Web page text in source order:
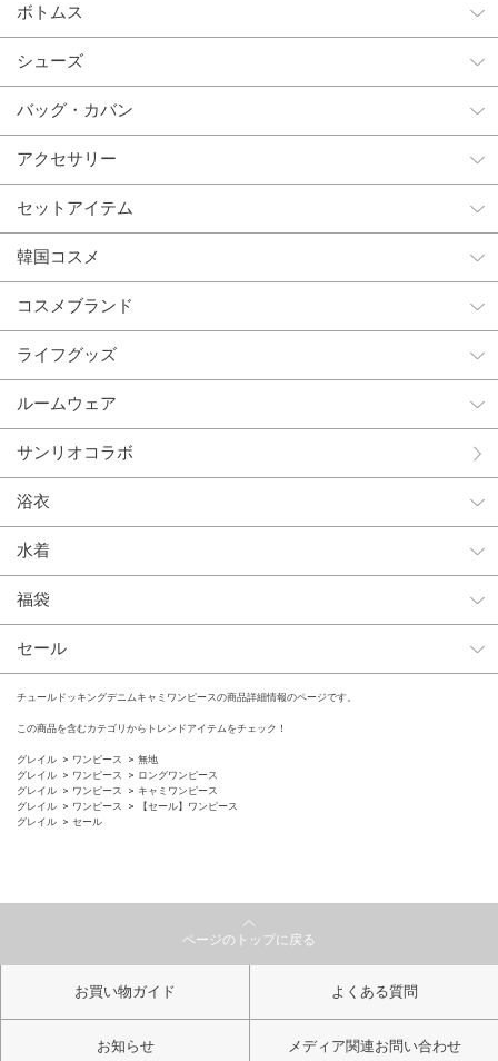
ボトムス
シューズ
バッグ・カバン
アクセサリー
セットアイテム
韓国コスメ
コスメブランド
ライフグッズ
ルームウェア
サンリオコラボ
浴衣
水着
福袋
セール
チュールドッキングデニムキャミワンピースの商品詳細情報のページです。
この商品を含むカテゴリからトレンドアイテムをチェック！
グレイル ワンピース
無地
グレイル
ワンピース
ロングワンピース
グレイル
ワンピース
キャミワンピース
グレイル
ワンピース
【セール】ワンピース
グレイル
セール
ページのトップに戻る
お買い物ガイド よくある質問
お知らせ メディア関連お問い合わせ